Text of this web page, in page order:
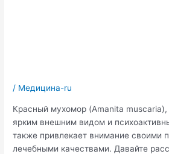
/ Медицина-ru
Красный мухомор (Amanita
ярким внешним видом и
также привлекает внимание своими
лечебными качествами. Давайте